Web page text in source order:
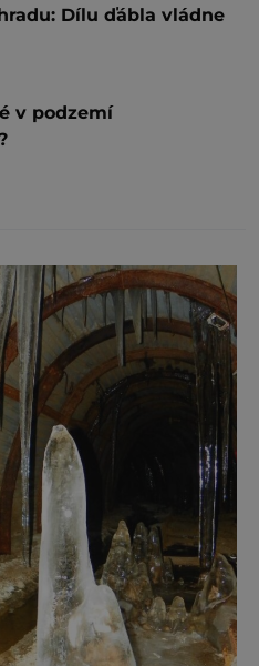
Dílu ďábla vládne
v podzemí